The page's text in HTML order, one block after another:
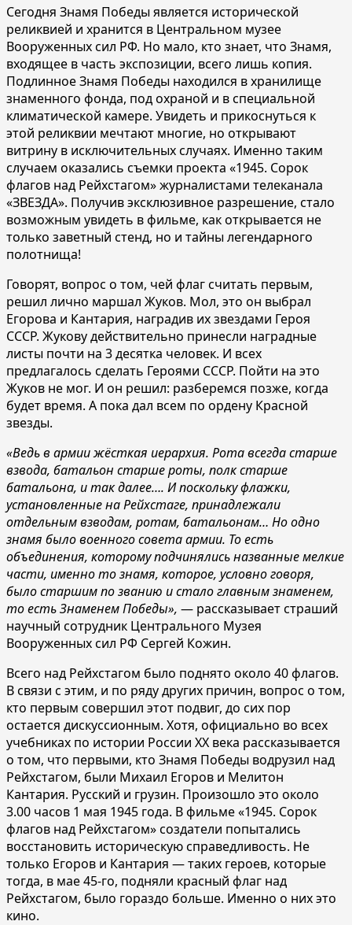
Сегодня Знамя Победы является исторической
реликвией и хранится в Центральном музее
Вооруженных сил РФ. Но мало, кто знает, что Знамя,
входящее в часть экспозиции, всего лишь копия.
Подлинное Знамя Победы находился в хранилище
знаменного фонда, под охраной и в специальной
климатической камере. Увидеть и прикоснуться к
этой реликвии мечтают многие, но открывают
витрину в исключительных случаях. Именно таким
случаем оказались съемки проекта «1945. Сорок
флагов над Рейхстагом» журналистами телеканала
«ЗВЕЗДА». Получив эксклюзивное разрешение, стало
возможным увидеть в фильме, как открывается не
только заветный стенд, но и тайны легендарного
полотнища!
Говорят, вопрос о том, чей флаг считать первым,
решил лично маршал Жуков. Мол, это он выбрал
Егорова и Кантария, наградив их звездами Героя
СССР. Жукову действительно принесли наградные
листы почти на 3 десятка человек. И всех
предлагалось сделать Героями СССР. Пойти на это
Жуков не мог. И он решил: разберемся позже, когда
будет время. А пока дал всем по ордену Красной
звезды.
«Ведь в армии жёсткая иерархия. Рота всегда старше
взвода, батальон старше роты, полк старше
батальона, и так далее…. И поскольку флажки,
установленные на Рейхстаге, принадлежали
отдельным взводам, ротам, батальонам… Но одно
знамя было военного совета армии. То есть
объединения, которому подчинялись названные мелкие
части, именно то знамя, которое, условно говоря,
было старшим по званию и стало главным знаменем,
то есть Знаменем Победы», — рассказывает страший
научный сотрудник Центрального Музея
Вооруженных сил РФ Сергей Кожин.
Всего над Рейхстагом было поднято около 40 флагов.
В связи с этим, и по ряду других причин, вопрос о том,
кто первым совершил этот подвиг, до сих пор
остается дискуссионным. Хотя, официально во всех
учебниках по истории России ХХ века рассказывается
о том, что первыми, кто Знамя Победы водрузил над
Рейхстагом, были Михаил Егоров и Мелитон
Кантария. Русский и грузин. Произошло это около
3.00 часов 1 мая 1945 года. В фильме «1945. Сорок
флагов над Рейхстагом» создатели попытались
восстановить историческую справедливость. Не
только Егоров и Кантария — таких героев, которые
тогда, в мае 45-го, подняли красный флаг над
Рейхстагом, было гораздо больше. Именно о них это
кино.